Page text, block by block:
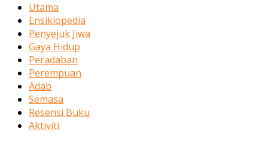
Utama
Ensiklopedia
Penyejuk Jiwa
Gaya Hidup
Peradaban
Perempuan
Adab
Semasa
Resensi Buku
Aktiviti